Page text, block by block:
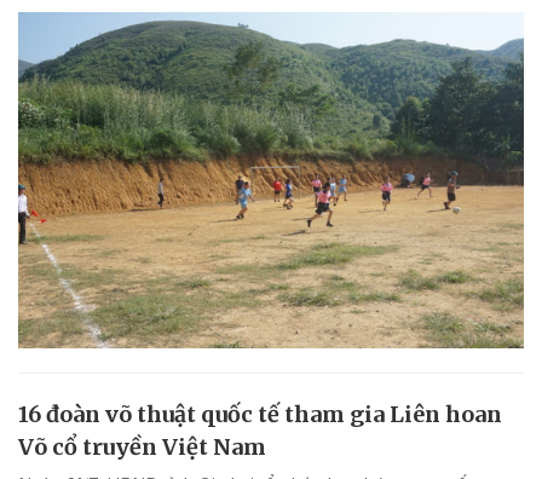
16 đoàn võ thuật quốc tế tham gia Liên hoan
Võ cổ truyền Việt Nam